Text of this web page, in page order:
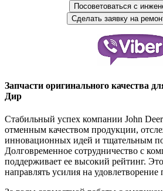
Запчасти оригинального качества
Дир
Стабильный успех компании John
отменным качеством продукции,
инновационных идей и тщательным
Долговременное сотрудничество с
поддерживает ее высокий рейтинг.
направлять усилия на удовлетворение